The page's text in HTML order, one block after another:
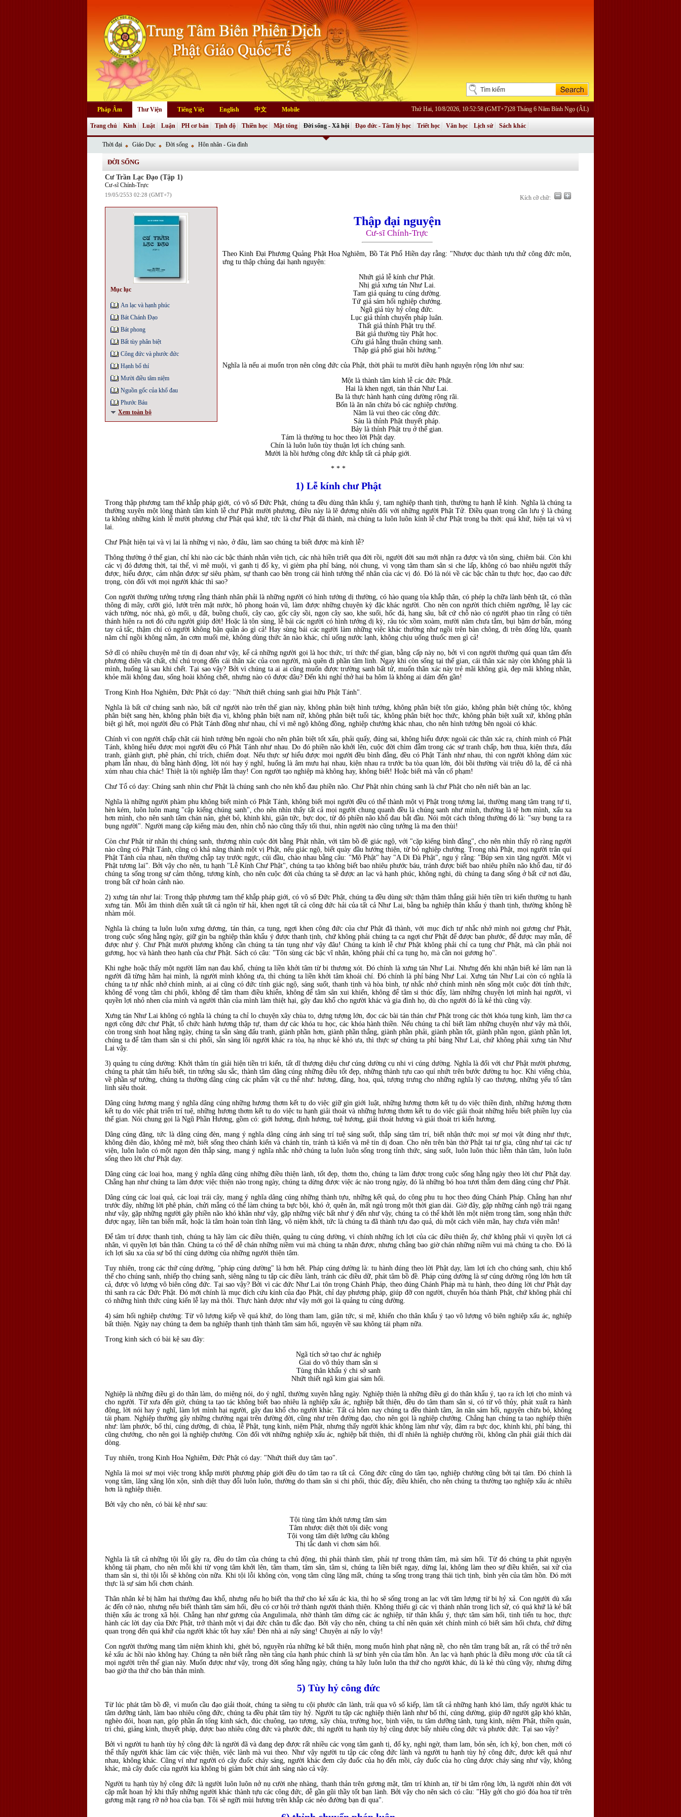
Pháp Âm Thư Viện Tiếng Việt English 中文 Mobile Thứ Hai, 10/8/2026, 10:52:58 (GMT+7)28 Tháng 6 Năm Bính Ngọ (ÂL)
Trang chủ Kinh Luật Luận PH cơ bản Tịnh độ Thiền học Mật tông Đời sống - Xã hội
Thời đại Giáo Dục Đời sống Hôn nhân - Gia đình
Đạo đức - Tâm lý học Triết học Văn học Lịch sử Sách khác
ĐỜI SỐNG
Cư Trần Lạc Ðạo (Tập 1)
Cư-sĩ Chính-Trực
19/05/2553 02:28 (GMT+7) Kích cỡ chữ:
Mục lục
An lạc và hạnh phúc
Bát Chánh Ðạo
Bát phong
Bất tùy phân biệt
Công đức và phước đức
Hạnh bố thí
Mười điều tâm niệm
Nguồn gốc của khổ đau
Phước Báu
Xem toàn bộ
Thập đại nguyện
Cư-sĩ Chính-Trực
Theo Kinh Đại Phương Quảng Phật Hoa Nghiêm, Bồ Tát Phổ Hiền dạy rằng: "Nhược dục thành tựu thử công đức môn,
ưng tu thập chủng đại hạnh nguyện:
Nhứt giả lễ kính chư Phật.
Nhị giả xưng tán Như Lai.
Tam giả quảng tu cúng dường.
Tứ giả sám hối nghiệp chướng.
Ngũ giả tùy hỷ công đức.
Lục giả thỉnh chuyển pháp luân.
Thất giả thỉnh Phật trụ thế.
Bát giả thường tùy Phật học.
Cửu giả hằng thuận chúng sanh.
Thập giả phổ giai hồi hướng."
Nghĩa là nếu ai muốn trọn nên công đức của Phật, thời phải tu mười điều hạnh nguyện rộng lớn như sau:
Một là thành tâm kính lễ các đức Phật.
Hai là khen ngợi, tán thán Như Lai.
Ba là thực hành hạnh cúng dường rộng rãi.
Bốn là ăn năn chừa bỏ các nghiệp chướng.
Năm là vui theo các công đức.
Sáu là thỉnh Phật thuyết pháp.
Bảy là thỉnh Phật trụ ở thế gian.
Tám là thường tu học theo lời Phật dạy.
Chín là luôn luôn tùy thuận lợi ích chúng sanh.
Mười là hồi hướng công đức khắp tất cả pháp giới.
* * *
1) Lễ kính chư Phật
Trong thập phương tam thế khắp pháp giới, có vô số Đức Phật, chúng ta đều dùng thân khẩu ý, tam nghiệp thanh tịnh, thường tu hạnh lễ kính. Nghĩa là chúng ta
thường xuyên một lòng thành tâm kính lễ chư Phật mười phương, điều này là lẽ đương nhiên đối với những người Phật Tử. Điều quan trọng cần lưu ý là chúng
ta không những kính lễ mười phương chư Phật quá khứ, tức là chư Phật đã thành, mà chúng ta luôn luôn kính lễ chư Phật trong ba thời: quá khứ, hiện tại và vị
lai.
Chư Phật hiện tại và vị lai là những vị nào, ở đâu, làm sao chúng ta biết được mà kính lễ?
Thông thường ở thế gian, chỉ khi nào các bậc thánh nhân viên tịch, các nhà hiền triết qua đời rồi, người đời sau mới nhận ra được và tôn sùng, chiêm bái. Còn khi
các vị đó đương thời, tại thế, vì mê muội, vì ganh tị đố kỵ, vì gièm pha phỉ báng, nói chung, vì vọng tâm tham sân si che lấp, không có bao nhiêu người thấy
được, hiểu được, cảm nhận được sự siêu phàm, sự thanh cao bên trong cái hình tướng thế nhân của các vị đó. Đó là nói về các bậc chân tu thực học, đạo cao đức
trọng, còn đối với mọi người khác thì sao?
Con người thường tưởng tượng rằng thánh nhân phải là những người có hình tướng dị thường, có hào quang tỏa khắp thân, có phép lạ chữa lành bệnh tật, có thần
thông đi mây, cưỡi gió, lướt trên mặt nước, hô phong hoán vũ, làm được những chuyện kỳ đặc khác người. Cho nên con người thích chiêm ngưỡng, lễ lạy các
vách tường, nóc nhà, gò mối, ụ đất, buồng chuối, cây cao, gốc cây sồi, ngọn cây sao, khe suối, hốc đá, hang sâu, bất cứ chỗ nào có người phao tin rằng có tiên
thánh hiện ra nơi đó cứu người giúp đời! Hoặc là tôn sùng, lễ bái các người có hình tướng dị kỳ, râu tóc xồm xoàm, mười năm chưa tắm, bụi bặm dơ bẩn, móng
tay cả tấc, thậm chí có người không bận quần áo gì cả! Hay sùng bái các người làm những việc khác thường như ngồi trên bàn chông, đi trên đống lửa, quanh
năm chỉ ngồi không nằm, ăn cơm muối mè, không dùng thức ăn nào khác, chỉ uống nước lạnh, không chịu uống thuốc men gì cả!
Sở dĩ có nhiều chuyện mê tín dị đoan như vậy, kể cả những người gọi là học thức, trí thức thế gian, bằng cấp này nọ, bởi vì con người thường quá quan tâm đến
phương diện vật chất, chỉ chú trọng đến cái thân xác của con người, mà quên đi phần tâm linh. Ngay khi còn sống tại thế gian, cái thân xác này còn không phải là
mình, huống là sau khi chết. Tại sao vậy? Bởi vì chúng ta ai ai cũng muốn được trường sanh bất tử, muốn thân xác này trẻ mãi không già, đẹp mãi không nhăn,
khỏe mãi không đau, sống hoài không chết, nhưng nào có được đâu? Đến khi nghỉ thở hai ba hôm là không ai dám đến gần!
Trong Kinh Hoa Nghiêm, Đức Phật có dạy: "Nhứt thiết chúng sanh giai hữu Phật Tánh".
Nghĩa là bất cứ chúng sanh nào, bất cứ người nào trên thế gian này, không phân biệt hình tướng, không phân biệt tôn giáo, không phân biệt chủng tộc, không
phân biệt sang hèn, không phân biệt địa vị, không phân biệt nam nữ, không phân biệt tuổi tác, không phân biệt học thức, không phân biệt xuất xứ, không phân
biệt gì hết, mọi người đều có Phật Tánh đồng như nhau, chỉ vì mê ngộ không đồng, nghiệp chướng khác nhau, cho nên hình tướng bên ngoài có khác.
Chính vì con người chấp chặt cái hình tướng bên ngoài cho nên phân biệt tốt xấu, phải quấy, đúng sai, không hiểu được ngoài các thân xác ra, chính mình có Phật
Tánh, không hiểu được mọi người đều có Phật Tánh như nhau. Do đó phiền não khởi lên, cuộc đời chìm đắm trong các sự tranh chấp, hơn thua, kiện thưa, đấu
tranh, giành giựt, phê phán, chỉ trích, chiếm đoạt. Nếu thực sự hiểu được mọi người đều bình đẳng, đều có Phật Tánh như nhau, thì con người không dám xúc
phạm lẫn nhau, dù bằng hành động, lời nói hay ý nghĩ, huống là âm mưu hại nhau, kiện nhau ra trước ba tòa quan lớn, đòi bồi thường vài triệu đô la, để cả nhà
xúm nhau chia chác! Thiệt là tội nghiệp lắm thay! Con người tạo nghiệp mà không hay, không biết! Hoặc biết mà vẫn cố phạm!
Chư Tổ có dạy: Chúng sanh nhìn chư Phật là chúng sanh cho nên khổ đau phiền não. Chư Phật nhìn chúng sanh là chư Phật cho nên niết bàn an lạc.
Nghĩa là những người phàm phu không biết mình có Phật Tánh, không biết mọi người đều có thể thành một vị Phật trong tương lai, thường mang tâm trạng tự ti,
hèn kém, luôn luôn mang "cặp kiếng chúng sanh", cho nên nhìn thấy tất cả mọi người chung quanh đều là chúng sanh như mình, thường là tệ hơn mình, xấu xa
hơn mình, cho nên sanh tâm chán nản, ghét bỏ, khinh khi, giận tức, bực dọc, từ đó phiền não khổ đau bắt đầu. Nói một cách thông thường đó là: "suy bụng ta ra
bụng người". Người mang cặp kiếng màu đen, nhìn chỗ nào cũng thấy tối thui, nhìn người nào cũng tưởng là ma đen thùi!
Còn chư Phật từ nhãn thị chúng sanh, thương nhìn cuộc đời bằng Phật nhãn, với tâm bồ đề giác ngộ, với "cặp kiếng bình đẳng", cho nên nhìn thấy rõ ràng người
nào cũng có Phật Tánh, cũng có khả năng thành một vị Phật, nếu giác ngộ, biết quày đầu hướng thiện, từ bỏ nghiệp chướng. Trong nhà Phật, mọi người trân quí
Phật Tánh của nhau, nên thường chắp tay trước ngực, cúi đầu, chào nhau bằng câu: "Mô Phật" hay "A Di Đà Phật", ngụ ý rằng: "Búp sen xin tặng người. Một vị
Phật tương lai". Bởi vậy cho nên, tu hạnh "Lễ Kính Chư Phật", chúng ta tạo không biết bao nhiêu phước báu, tránh được biết bao nhiêu phiền não khổ đau, từ đó
chúng ta sống trong sự cảm thông, tương kính, cho nên cuộc đời của chúng ta sẽ được an lạc và hạnh phúc, không nghi, dù chúng ta đang sống ở bất cứ nơi đâu,
trong bất cứ hoàn cảnh nào.
2) xưng tán như lai: Trong thập phương tam thế khắp pháp giới, có vô số Đức Phật, chúng ta đều dùng sức thậm thâm thắng giải hiện tiền tri kiến thường tu hạnh
xưng tán. Mỗi âm thinh diễn xuất tất cả ngôn từ hải, khen ngợi tất cả công đức hải của tất cả Như Lai, bằng ba nghiệp thân khẩu ý thanh tịnh, thường không hề
nhàm mỏi.
Nghĩa là chúng ta luôn luôn xưng dương, tán thán, ca tụng, ngợi khen công đức của chư Phật đã thành, với mục đích tự nhắc nhở mình noi gương chư Phật,
trong cuộc sống hằng ngày, giữ gìn ba nghiệp thân khẩu ý được thanh tịnh, chứ không phải chúng ta ca ngợi chư Phật để được ban phước, để được may mắn, để
được như ý. Chư Phật mười phương không cần chúng ta tán tụng như vậy đâu! Chúng ta kính lễ chư Phật không phải chỉ ca tụng chư Phật, mà cần phải noi
gương, học và hành theo hạnh của chư Phật. Sách có câu: "Tôn sùng các bậc vĩ nhân, không phải chỉ ca tụng họ, mà cần noi gương họ".
Khi nghe hoặc thấy một người lâm nạn đau khổ, chúng ta liền khởi tâm từ bi thương xót. Đó chính là xưng tán Như Lai. Nhưng đến khi nhận biết kẻ lâm nạn là
người đã từng hãm hại mình, là người mình không ưa, thì chúng ta liền khởi tâm khoái chí. Đó chính là phỉ báng Như Lai. Xưng tán Như Lai còn có nghĩa là
chúng ta tự nhắc nhở chính mình, ai ai cũng có đức tính giác ngộ, sáng suốt, thanh tịnh và hòa bình, tự nhắc nhở chính mình nên sống một cuộc đời tỉnh thức,
không để vọng tâm chi phối, không để tâm tham điều khiển, không để tâm sân xui khiến, không để tâm si thúc đẩy, làm những chuyện lợi mình hại người, vì
quyền lợi nhỏ nhen của mình và người thân của mình làm thiệt hại, gây đau khổ cho người khác và gia đình họ, dù cho người đó là kẻ thù cũng vậy.
Xưng tán Như Lai không có nghĩa là chúng ta chỉ lo chuyện xây chùa to, dựng tượng lớn, đọc các bài tán thán chư Phật trong các thời khóa tụng kinh, làm thơ ca
ngợi công đức chư Phật, tổ chức hành hương thập tự, tham dự các khóa tu học, các khóa hành thiền. Nếu chúng ta chỉ biết làm những chuyện như vậy mà thôi,
còn trong sinh hoạt hằng ngày, chúng ta sẵn sàng đấu tranh, giành phần hơn, giành phần thắng, giành phần phải, giành phần tốt, giành phần ngon, giành phần lợi,
chúng ta để tâm tham sân si chi phối, sẵn sàng lôi người khác ra tòa, hạ nhục kẻ khó ưa, thì thực sự chúng ta phỉ báng Như Lai, chứ không phải xưng tán Như
Lai vậy.
3) quảng tu cúng dường: Khởi thâm tín giải hiện tiền tri kiến, tất dĩ thượng diệu chư cúng dường cụ nhi vi cúng dường. Nghĩa là đối với chư Phật mười phương,
chúng ta phát tâm hiểu biết, tin tưởng sâu sắc, thành tâm dâng cúng những điều tốt đẹp, những thành tựu cao quí nhứt trên bước đường tu học. Khi viếng chùa,
về phần sự tướng, chúng ta thường dâng cúng các phẩm vật cụ thể như: hương, đăng, hoa, quả, tượng trưng cho những nghĩa lý cao thượng, những yếu tố tâm
linh siêu thoát.
Dâng cúng hương mang ý nghĩa dâng cúng những hương thơm kết tụ do việc giữ gìn giới luật, những hương thơm kết tụ do việc thiền định, những hương thơm
kết tụ do việc phát triển trí tuệ, những hương thơm kết tụ do việc tu hạnh giải thoát và những hương thơm kết tụ do việc giải thoát những hiểu biết phiền lụy của
thế gian. Nói chung gọi là Ngũ Phần Hương, gồm có: giới hương, định hương, tuệ hương, giải thoát hương và giải thoát tri kiến hương.
Dâng cúng đăng, tức là dâng cúng đèn, mang ý nghĩa dâng cúng ánh sáng trí tuệ sáng suốt, thắp sáng tâm trí, biết nhận thức mọi sự mọi vật đúng như thực,
không điên đảo, không mê mờ, biết sống theo chánh kiến và chánh tín, tránh tà kiến và mê tín dị đoan. Cho nên trên bàn thờ Phật tại tư gia, cũng như tại các tự
viện, luôn luôn có một ngọn đèn thắp sáng, mang ý nghĩa nhắc nhở chúng ta luôn luôn sống trong tỉnh thức, sáng suốt, luôn luôn thúc liễm thân tâm, luôn luôn
sống theo lời chư Phật dạy.
Dâng cúng các loại hoa, mang ý nghĩa dâng cúng những điều thiện lành, tốt đẹp, thơm tho, chúng ta làm được trong cuộc sống hằng ngày theo lời chư Phật dạy.
Chẳng hạn như chúng ta làm được việc thiện nào trong ngày, chúng ta dừng được việc ác nào trong ngày, đó là những bó hoa tươi thắm đem dâng cúng chư Phật.
Dâng cúng các loại quả, các loại trái cây, mang ý nghĩa dâng cúng những thành tựu, những kết quả, do công phu tu học theo đúng Chánh Pháp. Chẳng hạn như
trước đây, những lời phê phán, chửi mắng có thể làm chúng ta bực bội, khó ở, quên ăn, mất ngủ trong một thời gian dài. Giờ đây, gặp những cảnh ngộ trái ngang
như vậy, gặp những người gây phiền não khó khăn như vậy, gặp những việc bất như ý đến như vậy, chúng ta có thể khởi lên một niệm trong tâm, song nhận thức
được ngay, liền tan biến mất, hoặc là tâm hoàn toàn tĩnh lặng, vô niệm khởi, tức là chúng ta đã thành tựu đạo quả, dù một cách viên mãn, hay chưa viên mãn!
Để tâm trí được thanh tịnh, chúng ta hãy làm các điều thiện, quảng tu cúng dường, vì chính những ích lợi của các điều thiện ấy, chứ không phải vì quyền lợi cá
nhân, vì quyền lợi bản thân. Chúng ta có thể dễ chán những niềm vui mà chúng ta nhận được, nhưng chẳng bao giờ chán những niềm vui mà chúng ta cho. Đó là
ích lợi sâu xa của sự bố thí cúng dường của những người thiện tâm.
Tuy nhiên, trong các thứ cúng dường, "pháp cúng dường" là hơn hết. Pháp cúng dường là: tu hành đúng theo lời Phật dạy, làm lợi ích cho chúng sanh, chịu khổ
thế cho chúng sanh, nhiếp thọ chúng sanh, siêng năng tu tập các điều lành, tránh các điều dữ, phát tâm bồ đề. Pháp cúng dường là sự cúng dường rộng lớn hơn tất
cả, được vô lượng vô biên công đức. Tại sao vậy? Bởi vì các đức Như Lai tôn trọng Chánh Pháp, theo đúng Chánh Pháp mà tu hành, theo đúng lời chư Phật dạy
thì sanh ra các Đức Phật. Đó mới chính là mục đích cứu kính của đạo Phật, chỉ dạy phương pháp, giúp đỡ con người, chuyển hóa thành Phật, chứ không phải chỉ
có những hình thức cúng kiến lễ lạy mà thôi. Thực hành được như vậy mới gọi là quảng tu cúng dường.
4) sám hối nghiệp chướng: Từ vô lượng kiếp về quá khứ, do lòng tham lam, giận tức, si mê, khiến cho thân khẩu ý tạo vô lượng vô biên nghiệp xấu ác, nghiệp
bất thiện. Ngày nay chúng ta đem ba nghiệp thanh tịnh thành tâm sám hối, nguyện về sau không tái phạm nữa.
Trong kinh sách có bài kệ sau đây:
Ngã tích sở tạo chư ác nghiệp
Giai do vô thủy tham sân si
Tùng thân khẩu ý chi sở sanh
Nhứt thiết ngã kim giai sám hối.
Nghiệp là những điều gì do thân làm, do miệng nói, do ý nghĩ, thường xuyên hằng ngày. Nghiệp thiện là những điều gì do thân khẩu ý, tạo ra ích lợi cho mình và
cho người. Từ xưa đến giờ, chúng ta tạo tác không biết bao nhiêu là nghiệp xấu ác, nghiệp bất thiện, đều do tâm tham sân si, có từ vô thủy, phát xuất ra hành
động, lời nói hay ý nghĩ, làm lợi mình hại người, gây đau khổ cho người khác. Tất cả hôm nay chúng ta đều thành tâm, ăn năn sám hối, nguyện chừa bỏ, không
tái phạm. Nghiệp thường gây những chướng ngại trên đường đời, cũng như trên đường đạo, cho nên gọi là nghiệp chướng. Chẳng hạn chúng ta tạo nghiệp thiện
như: làm phước, bố thí, cúng dường, đi chùa, lễ Phật, tụng kinh, niệm Phật, nhưng thấy người khác không làm như vậy, đâm ra bực dọc, khinh khi, phỉ báng, thì
cũng chướng, cho nên gọi là nghiệp chướng. Còn đối với những nghiệp xấu ác, nghiệp bất thiện, thì dĩ nhiên là nghiệp chướng rồi, không cần phải giải thích dài
dòng.
Tuy nhiên, trong Kinh Hoa Nghiêm, Đức Phật có dạy: "Nhứt thiết duy tâm tạo".
Nghĩa là mọi sự mọi việc trong khắp mười phương pháp giới đều do tâm tạo ra tất cả. Công đức cũng do tâm tạo, nghiệp chướng cũng bởi tại tâm. Đó chính là
vọng tâm, lăng xăng lộn xộn, sinh diệt thay đổi luôn luôn, thường do tham sân si chi phối, thúc đẩy, điều khiển, cho nên chúng ta thường tạo nghiệp xấu ác nhiều
hơn là nghiệp thiện.
Bởi vậy cho nên, có bài kệ như sau:
Tội tùng tâm khởi tương tâm sám
Tâm nhược diệt thời tội diệc vong
Tội vong tâm diệt lưỡng câu không
Thị tắc danh vi chơn sám hối.
Nghĩa là tất cả những tội lỗi gây ra, đều do tâm của chúng ta chủ động, thì phải thành tâm, phải tự trong thâm tâm, mà sám hối. Từ đó chúng ta phát nguyện
không tái phạm, cho nên mỗi khi từ vọng tâm khởi lên, tâm tham, tâm sân, tâm si, chúng ta liền biết ngay, dừng lại, không làm theo sự điều khiển, sai xử của
tham sân si, thì tội lỗi sẽ không còn nữa. Khi tội lỗi không còn, vọng tâm cũng lặng mất, chúng ta sống trong trạng thái tịch tịnh, bình yên của tâm hồn. Đó mới
thực là sự sám hối chơn chánh.
Thân nhân kẻ bị hãm hại thường đau khổ, nhưng nếu họ biết tha thứ cho kẻ xấu ác kia, thì họ sẽ sống trong an lạc với tâm lượng từ bi hỷ xả. Con người dù xấu
ác đến cở nào, nhưng nếu biết thành tâm sám hối, đều có cơ hội trở thành người thánh thiện. Không thiếu gì các vị thánh nhân trong lịch sử, có quá khứ là kẻ bất
thiện xấu ác trong xã hội. Chẳng hạn như gương của Angulimala, nhờ thành tâm dừng các ác nghiệp, từ thân khẩu ý, thực tâm sám hối, tinh tiến tu học, thực
hành các lời dạy của Đức Phật, trở thành một vị đại đức chân tu đắc đạo. Bởi vậy cho nên, chúng ta chỉ nên quán xét chính mình có biết sám hối chưa, chứ đừng
quan trọng đến quá khứ của người khác tốt hay xấu! Đèn nhà ai nấy sáng! Chuyện ai nấy lo vậy!
Con người thường mang tâm niệm khinh khi, ghét bỏ, nguyền rủa những kẻ bất thiện, mong muốn hình phạt nặng nề, cho nên tâm trạng bất an, rất có thể trở nên
kẻ xấu ác hồi nào không hay. Chúng ta nên biết rằng nền tảng của hạnh phúc chính là sự bình yên của tâm hồn. An lạc và hạnh phúc là điều mong ước của tất cả
mọi người trên thế gian này. Muốn được như vậy, trong đời sống hằng ngày, chúng ta hãy luôn luôn tha thứ cho người khác, dù là kẻ thù cũng vậy, nhưng đừng
bao giờ tha thứ cho bản thân mình.
5) Tùy hỷ công đức
Từ lúc phát tâm bồ đề, vì muốn cầu đạo giải thoát, chúng ta siêng tu cội phước căn lành, trải qua vô số kiếp, làm tất cả những hạnh khó làm, thấy người khác tu
tâm dưỡng tánh, làm bao nhiêu công đức, chúng ta đều phát tâm tùy hỷ. Người tu tập các nghiệp thiện lành như bố thí, cúng dường, giúp đỡ người gặp khó khăn,
nghèo đói, hoạn nạn, góp phần ấn tống kinh sách, đúc chuông, tạo tượng, xây chùa, trường học, bịnh viện, tu tâm dưỡng tánh, tụng kinh, niệm Phật, thiền quán,
trì chú, giảng kinh, thuyết pháp, được bao nhiêu công đức và phước đức, thì người tu hạnh tùy hỷ cũng được bấy nhiêu công đức và phước đức. Tại sao vậy?
Bởi vì người tu hạnh tùy hỷ công đức là người đã và đang dẹp được rất nhiều các vọng tâm ganh tị, đố kỵ, nghi ngờ, tham lam, bỏn sẻn, ích kỷ, bon chen, mới có
thể thấy người khác làm các việc thiện, việc lành mà vui theo. Như vậy người tu tập các công đức lành và người tu hạnh tùy hỷ công đức, được kết quả như
nhau, không khác. Cũng ví như người có cây đuốc cháy sáng, người khác đem cây đuốc của họ đến mồi, cây đuốc của họ cũng được cháy sáng như vậy, không
khác, mà cây đuốc của người kia không bị giảm bớt chút ánh sáng nào cả vậy.
Người tu hạnh tùy hỷ công đức là người luôn luôn nở nụ cười nhẹ nhàng, thanh thản trên gương mặt, tâm trí khinh an, từ bi tâm rộng lớn, là người nhìn đời với
cặp mắt hoan hỷ khi thấy những người khác thành tựu các công đức, dễ gần gũi thầy tốt bạn lành. Bởi vậy cho nên sách có câu: "Hãy gởi cho gió đóa hoa từ trên
gương mặt rạng rỡ nở hoa của bạn. Tôi sẽ ngữi mùi hương trên khắp các nẻo đường bạn đi qua".